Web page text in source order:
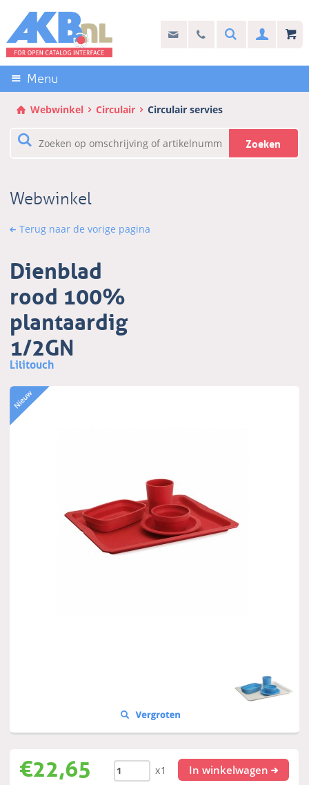
links
over
Direct
naar
de
inhoud
naar
info@akb.nl
Stel uw vraag
030 69 50 814Search
Menu
Webwinkel Circulair Circulair servies
Zoeken
Webwinkel
Terug naar de vorige pagina
Dienblad
rood 100%
plantaardig
1/2GN
Lilitouch
€22,65 x1 In winkelwagen